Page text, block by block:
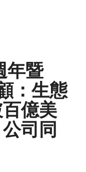
年暨
：生態
億美
司同